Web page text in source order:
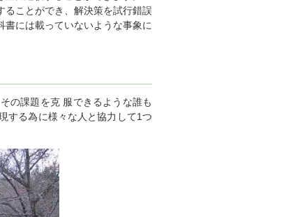
ることができ、解決策を試行錯誤
には載っていないような事象に
の課題を克 服できるような誰も
する為に様々な人と協力して1つ